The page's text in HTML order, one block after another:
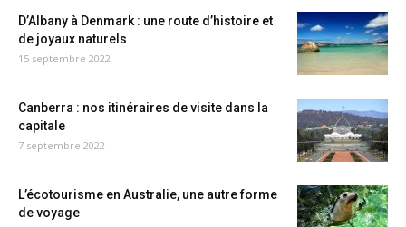
D’Albany à Denmark : une route d’histoire et
de joyaux naturels
15 septembre 2022
Canberra : nos itinéraires de visite dans la
capitale
7 septembre 2022
L’écotourisme en Australie, une autre forme
de voyage